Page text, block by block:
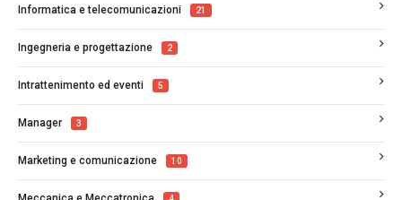
Informatica e telecomunicazioni 21
Ingegneria e progettazione 2
Intrattenimento ed eventi 5
Manager 3
Marketing e comunicazione 10